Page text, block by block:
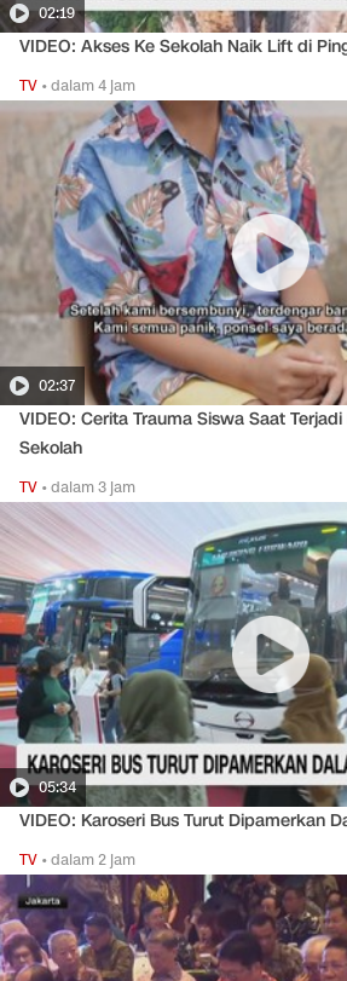
02:19
VIDEO: Akses Ke Sekolah Naik Lift di
TV •dalam 4 jam
02:37
VIDEO: Cerita Trauma Siswa Saat
Sekolah
TV •dalam 3 jam
05:34
VIDEO: Karoseri Bus Turut Dipamerkan
TV •dalam 2 jam